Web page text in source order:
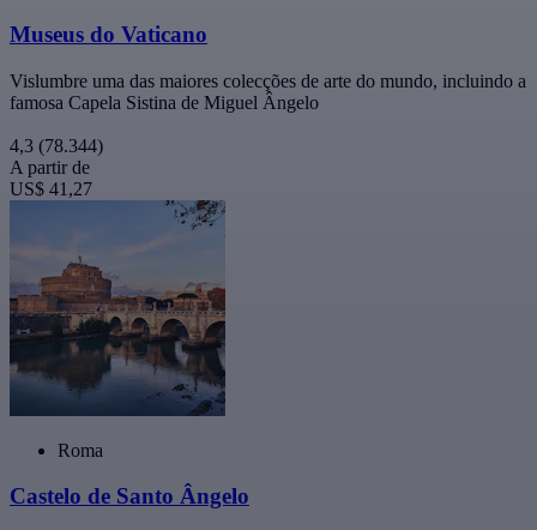
Museus do Vaticano
Vislumbre uma das maiores colecções de arte do mundo, incluindo a
famosa Capela Sistina de Miguel Ângelo
4,3 (78.344)
A partir de
US$ 41,27
Roma
Castelo de Santo Ângelo